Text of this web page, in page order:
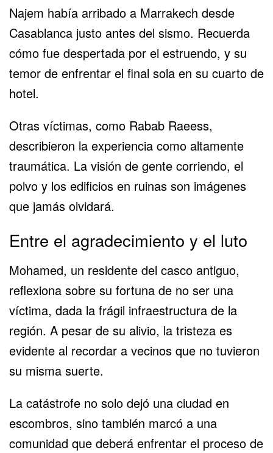
Najem había arribado a Marrakech desde
Casablanca justo antes del sismo. Recuerda
cómo fue despertada por el estruendo, y su
temor de enfrentar el final sola en su cuarto de
hotel.
Otras víctimas, como Rabab Raeess,
describieron la experiencia como altamente
traumática. La visión de gente corriendo, el
polvo y los edificios en ruinas son imágenes
que jamás olvidará.
Entre el agradecimiento y el luto
Mohamed, un residente del casco antiguo,
reflexiona sobre su fortuna de no ser una
víctima, dada la frágil infraestructura de la
región. A pesar de su alivio, la tristeza es
evidente al recordar a vecinos que no tuvieron
su misma suerte.
La catástrofe no solo dejó una ciudad en
escombros, sino también marcó a una
comunidad que deberá enfrentar el proceso de